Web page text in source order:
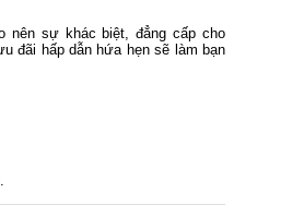
nên sự khác biệt, đẳng cấp cho
đãi hấp dẫn hứa hẹn sẽ làm bạn